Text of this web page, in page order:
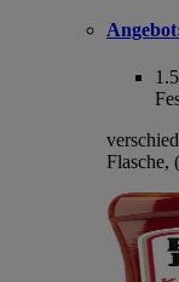
Flasche,